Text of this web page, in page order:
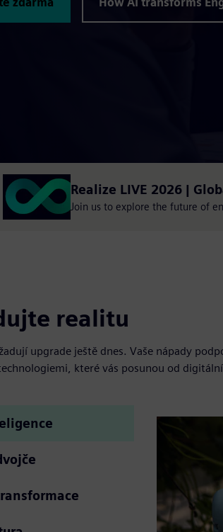
Realize LIVE 2026 |
Join us to explore the future of
realitu
upgrade ještě dnes. Vaše nápady
které vás posunou od